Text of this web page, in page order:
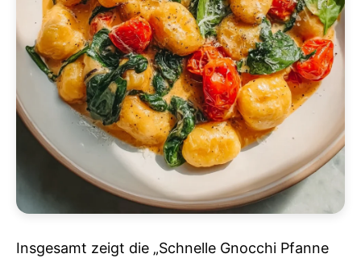
Insgesamt zeigt die „Schnelle Gnocchi Pfanne